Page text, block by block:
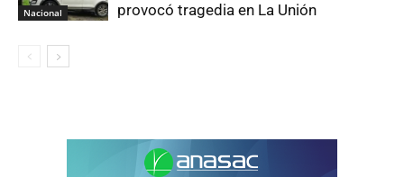
Nacional
provocó tragedia en La Unión